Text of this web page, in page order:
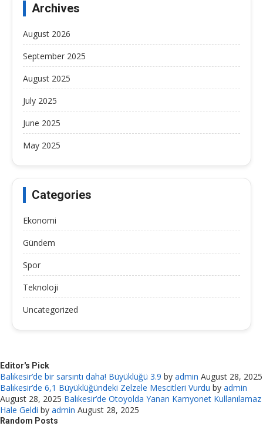
Archives
August 2026
September 2025
August 2025
July 2025
June 2025
May 2025
Categories
Ekonomi
Gündem
Spor
Teknoloji
Uncategorized
Editor's Pick
Balıkesir’de bir sarsıntı daha! Büyüklüğü 3.9 by admin August 28, 2025
Balıkesir’de 6,1 Büyüklüğündeki Zelzele Mescitleri Vurdu by admin
August 28, 2025 Balıkesir’de Otoyolda Yanan Kamyonet Kullanılamaz
Hale Geldi by admin August 28, 2025
Random Posts